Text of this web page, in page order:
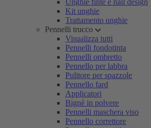
Unghie finte e nail design
Kit unghie
Trattamento unghie
Pennelli trucco
Visualizza tutti
Pennelli fondotinta
Pennelli ombretto
Pennello per labbra
Pulitore per spazzole
Pennello fard
Applicatori
Bignè in polvere
Pennelli maschera viso
Pennello correttore